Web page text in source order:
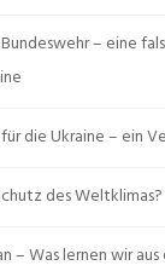
– eine
die Ukraine – ein
des Weltklimas?
– Was lernen wir